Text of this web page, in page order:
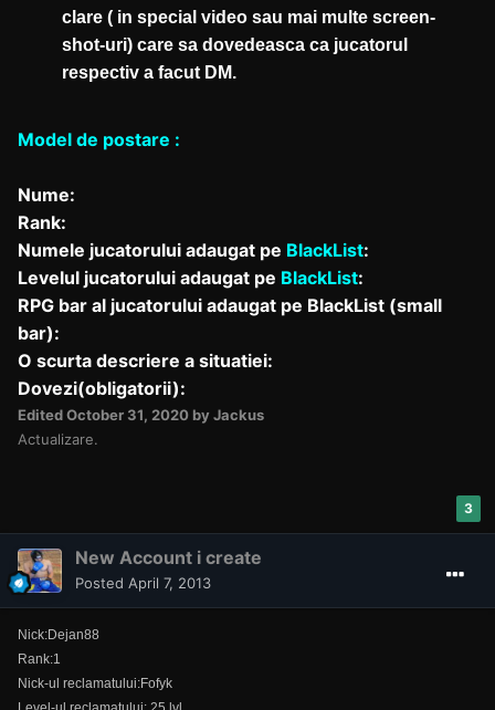
clare ( in special video sau mai multe screen-
shot-uri) care sa dovedeasca ca jucatorul
respectiv a facut DM.
Model de postare :
Nume:
Rank:
Numele jucatorului adaugat pe BlackList:
Levelul jucatorului adaugat pe BlackList:
RPG bar al jucatorului adaugat pe BlackList (small
bar):
O scurta descriere a situatiei:
Dovezi(obligatorii):
EditedOctober 31, 2020 by Jackus
Actualizare.
3
New Account i create
Posted April 7, 2013
Nick:Dejan88
Rank:1
Nick-ul reclamatului:Fofyk